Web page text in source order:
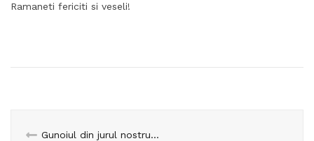
Ramaneti fericiti si veseli!
Gunoiul din jurul nostru…